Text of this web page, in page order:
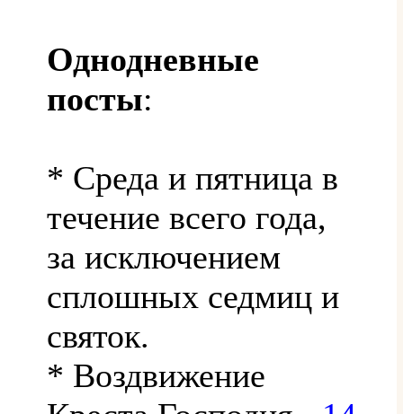
Однодневные
посты:
* Среда и пятница в
течение всего года,
за исключением
сплошных седмиц и
святок.
* Воздвижение